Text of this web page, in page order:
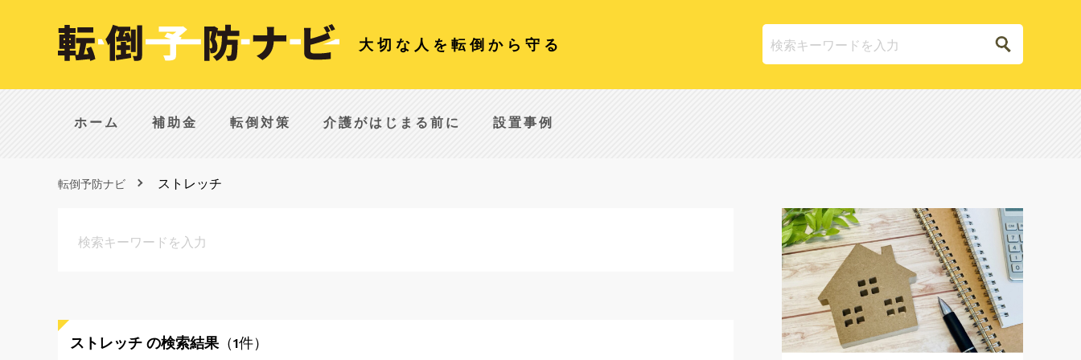
大切な人を転倒から守る
ホーム 補助金 転倒対策 介護がはじまる前に 設置事例
転倒予防ナビ ストレッチ
ストレッチ の検索結果 （1件）